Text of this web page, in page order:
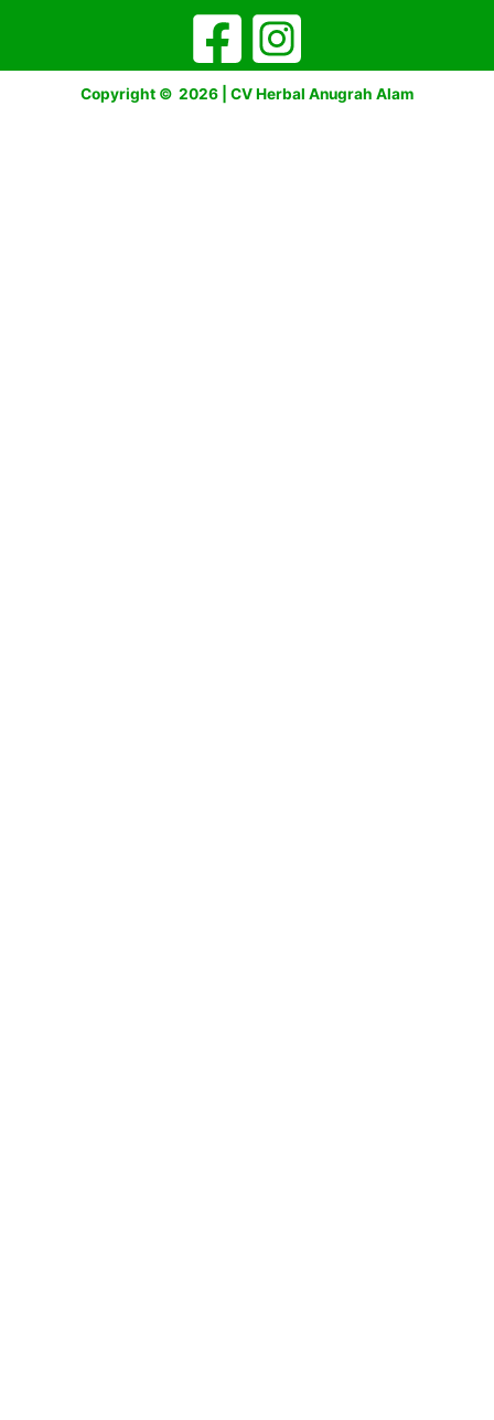
Copyright © 2026 | CV Herbal Anugrah Alam